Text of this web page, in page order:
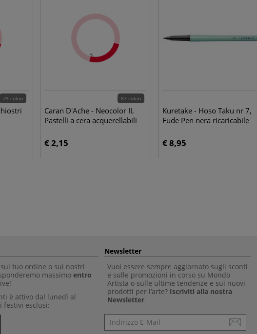
29 colori 87 colori
Caran D'Ache - Neocolor II,
Pastelli a cera acquerellabili
€ 2,15
Kuretake - Hoso Taku nr 7,
Fude Pen nera ricaricabile
€ 8,95
tuo ordine o sui nostri
massimo entro
è attivo dal lunedì al
festivi esclusi:
Newsletter
Vuoi essere sempre aggiornato sugli sconti
e sulle promozioni in corso su Mondo
Artista o sulle ultime tendenze e sui nuovi
prodotti per l’arte? Iscriviti alla nostra
Newsletter
Newsletter